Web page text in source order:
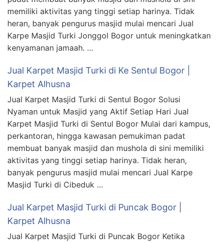
memiliki aktivitas yang tinggi setiap harinya. Tidak
heran, banyak pengurus masjid mulai mencari Jual
Karpe Masjid Turki Jonggol Bogor untuk meningkatkan
kenyamanan jamaah. …
Jual Karpet Masjid Turki di Ke Sentul Bogor |
Karpet Alhusna
Jual Karpet Masjid Turki di Sentul Bogor Solusi
Nyaman untuk Masjid yang Aktif Setiap Hari Jual
Karpet Masjid Turki di Sentul Bogor Mulai dari kampus,
perkantoran, hingga kawasan pemukiman padat
membuat banyak masjid dan mushola di sini memiliki
aktivitas yang tinggi setiap harinya. Tidak heran,
banyak pengurus masjid mulai mencari Jual Karpe
Masjid Turki di Cibeduk …
Jual Karpet Masjid Turki di Puncak Bogor |
Karpet Alhusna
Jual Karpet Masjid Turki di Puncak Bogor Ketika